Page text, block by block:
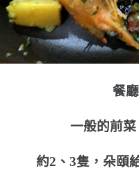
餐
一般的前
約2、3隻，朵頤